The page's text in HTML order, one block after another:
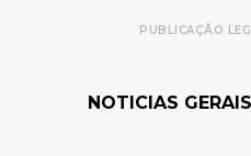
PUBLICAÇÃO
NOTICIAS GERAIS